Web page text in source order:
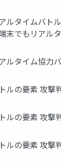
ルタイムバト
末でもリアル
ルタイム協力
ルの要素 攻撃
ルの要素 攻撃
ルの要素 攻撃